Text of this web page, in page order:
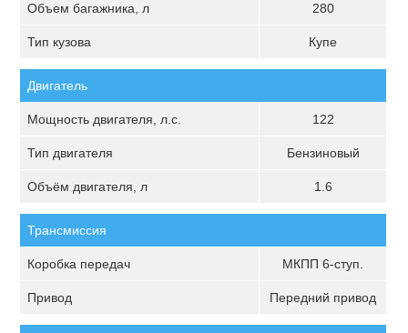
Объем багажника, л 280
Тип кузова Купе
Двигатель
Мощность двигателя, л.с. 122
Тип двигателя Бензиновый
Объём двигателя, л 1.6
Трансмиссия
Коробка передач МКПП 6-ступ.
Привод Передний привод